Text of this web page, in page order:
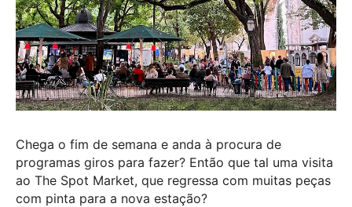
Chega o fim de semana e anda à procura de
programas giros para fazer? Então que tal uma visita
ao The Spot Market, que regressa com muitas peças
com pinta para a nova estação?